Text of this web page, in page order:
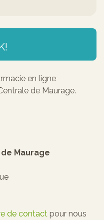
en ligne
de Maurage.
Maurage
de contact pour nous